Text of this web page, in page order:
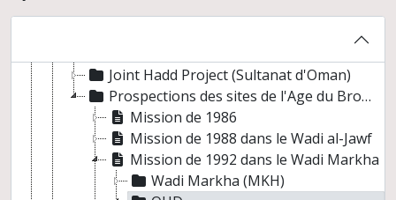
Prospections dans la péninsule arabique
Prospections dans les anciennes mines de cuivre du Sultanat d'Oman
Joint Hadd Project (Sultanat d'Oman)
Prospections des sites de l'Age du Bronze au Yémen
Mission de 1986
Mission de 1988 dans le Wadi al-Jawf
Mission de 1992 dans le Wadi Markha
Wadi Markha (MKH)